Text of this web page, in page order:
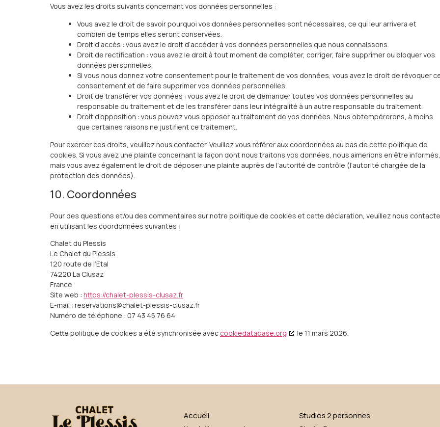
Vous avez les droits suivants concernant vos données personnelles :
Vous avez le droit de savoir pourquoi vos données personnelles sont nécessaires, ce qui leur arrivera et
combien de temps elles seront conservées.
Droit d’accès : vous avez le droit d’accéder à vos données personnelles que nous connaissons.
Droit de rectification : vous avez le droit à tout moment de compléter, corriger, faire supprimer ou bloquer vos
données personnelles.
Si vous nous donnez votre consentement pour le traitement de vos données, vous avez le droit de révoquer
consentement et de faire supprimer vos données personnelles.
Droit de transférer vos données : vous avez le droit de demander toutes vos données personnelles au
responsable du traitement et de les transférer dans leur intégralité à un autre responsable du traitement.
Droit d’opposition : vous pouvez vous opposer au traitement de vos données. Nous obtempérerons, à moins
que certaines raisons ne justifient ce traitement.
Pour exercer ces droits, veuillez nous contacter. Veuillez vous référer aux coordonnées au bas de cette politique de
cookies. Si vous avez une plainte concernant la façon dont nous traitons vos données, nous aimerions en être informés,
mais vous avez également le droit de déposer une plainte auprès de l’autorité de contrôle (l’autorité chargée de la
protection des données).
10. Coordonnées
Pour des questions et/ou des commentaires sur notre politique de cookies et cette déclaration, veuillez nous
en utilisant les coordonnées suivantes :
Chalet du Plessis
Le Chalet du Plessis
120 route de l’Etal
74220 La Clusaz
France
Site web : https://chalet-plessis-clusaz.fr
E-mail : reservations@chalet-plessis-clusaz.fr
Numéro de téléphone : 07 43 45 76 64
Cette politique de cookies a été synchronisée avec cookiedatabase.org le 11 mars 2026.
Accueil
Studios 2 personnes